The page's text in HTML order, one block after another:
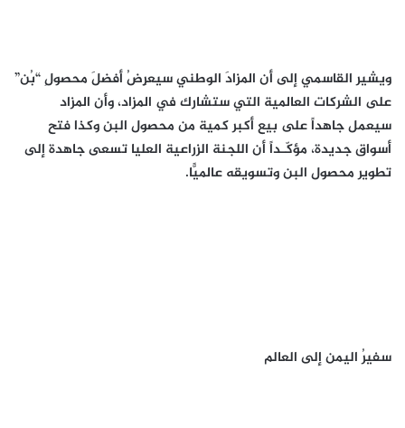
ويشير القاسمي إلى أن المزادَ الوطني سيعرِضُ أفضلَ محصولِ “بُن”
على الشركات العالمية التي ستشارك في المزاد، وأن المزاد
سيعمل جاهداً على بيع أكبر كمية من محصول البن وكذا فتح
أسواق جديدة، مؤكّـداً أن اللجنة الزراعية العليا تسعى جاهدة إلى
تطوير محصول البن وتسويقه عالميًّا.
سفيرُ اليمن إلى العالم